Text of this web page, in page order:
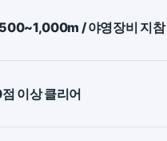
/ 야영장비 지참
이상 클리어